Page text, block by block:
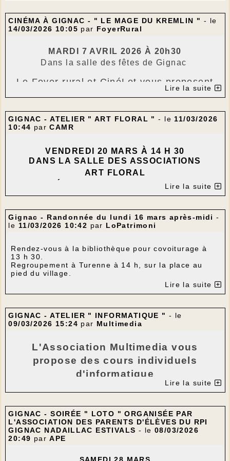
nouvelle expérience....
---
--------------------
AU MENU
Soupe campagnarde
Trou normand
Rôti de cerf et pommes persillées
Glace
--------------------
Réservation obligatoire avant le 3 avril
Denise 06 74 86 35 57
Armelle 06 75 14 44 66
CINÉMA À GIGNAC - " LE MAGE DU KREMLIN " - le
14/03/2026 10:05 par FoyerRural
MARDI 7 AVRIL 2026 À 20h30
Dans la salle des fêtes de Gignac
Le Foyer rural et CinéLot vous proposent
la projection du film
"LE MAGE DU
KREMLIN "
de Olivier Assayas
Paul Dano -Jude Law- Alicia
------------------------------------
Lire la suite
GIGNAC - ATELIER " ART FLORAL " - le11/03/2026
10:44 parCAMR
VENDREDI 20 MARS À 14 H 30
DANS LA SALLE DES ASSOCIATIONS
ART FLORAL
ANIMÉ PAR ANNE-MARIE GUERRIAT
---
atelier.
La base de la composition sera ronde ; prévoyez
Des coquilles d'œufs entières ou pas et/ou d'autres
décos de Pâques si vous le souhaitez.
Pas de matériel particulier à prévoir.
Merci de vous inscrire avant dimanche soir 15 mars.
Anne-Marie
Le prochain atelier est repoussé en raison des jours
fériés du mois de mai ; il aura lieu le vendredi 21
Lire la suite
Gignac - Randonnée du lundi 16 mars après-midi -
le 11/03/2026 10:42 par LoPatrimoni
Rendez-vous à la bibliothèque pour covoiturage à
13 h 30.
Regroupement à Turenne à 14 h, sur la place au
pied du village.
Parcours : Turenne - Ligneyrac - Lafont - Turenne
Lire la suite
GIGNAC - ATELIER " INFORMATIQUE " - le
09/03/2026 15:24 par Multimedia
L'Association Multimedia vous
propose des cours individuels
d'informatique
les mardis 17 mars – 14 avril – 12 mai
et 9 juin
dans la bibliothèque de Gignac
Lire la suite
GIGNAC - SOIRÉE " LOTO " ORGANISÉE PAR
L'ASSOCIATION DES PARENTS D'ÉLÈVES DU RPI
GIGNAC NADAILLAC ESTIVALS - le 08/03/2026
20:49 parAPE